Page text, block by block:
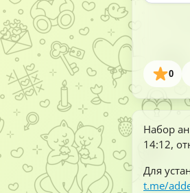
0
Набор
14:12,
Для
t.me/